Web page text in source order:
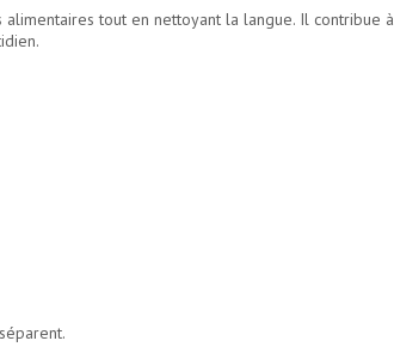
tout en nettoyant la langue. Il